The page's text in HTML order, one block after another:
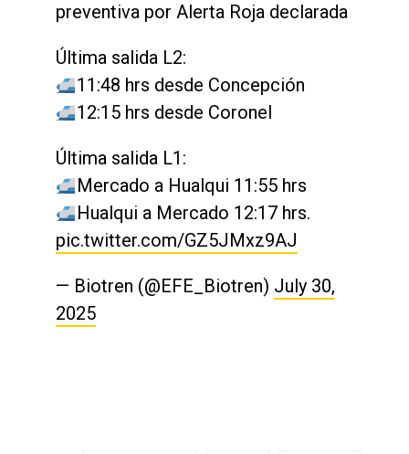
preventiva por Alerta Roja declarada
Última salida L2:
11:48 hrs desde Concepción
12:15 hrs desde Coronel
Última salida L1:
Mercado a Hualqui 11:55 hrs
Hualqui a Mercado 12:17 hrs.
pic.twitter.com/GZ5JMxz9AJ
— Biotren (@EFE_Biotren) July 30,
2025